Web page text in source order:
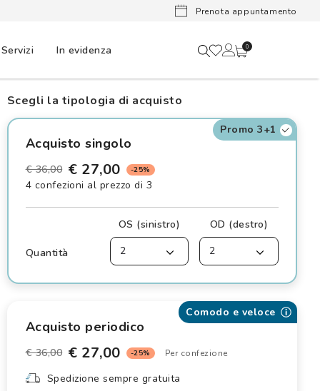
Lenti a
Prenota appuntamento
Servizi In evidenza 0
Scegli la tipologia di acquisto
Acquisto singolo
€ 36,00 € 27,00 -25%
4 confezioni al prezzo di 3
Promo 3+1
Quantità
OS (sinistro)
2
OD (destro)
2
Acquisto periodico
Comodo e veloce
€ 36,00 € 27,00 -25% Per confezione
Spedizione sempre gratuita